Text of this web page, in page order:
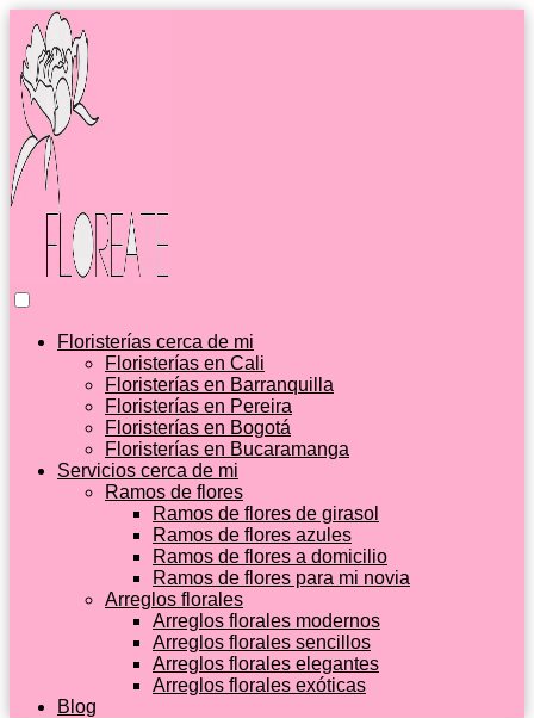
Floristerías cerca de mi
Floristerías en Cali
Floristerías en Barranquilla
Floristerías en Pereira
Floristerías en Bogotá
Floristerías en Bucaramanga
Servicios cerca de mi
Ramos de flores
Ramos de flores de girasol
Ramos de flores azules
Ramos de flores a domicilio
Ramos de flores para mi novia
Arreglos florales
Arreglos florales modernos
Arreglos florales sencillos
Arreglos florales elegantes
Arreglos florales exóticas
Blog